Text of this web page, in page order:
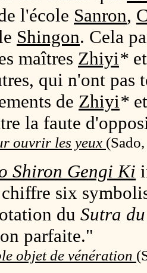
l'école Sanron,
Shingon. Cela
maîtres Zhiyi*
qui n'ont pas
de Zhiyi*
la faute
ouvrir les yeux (
Shiron Gengi Ki
six
du Sutra
parfaite."
objet de vénération (